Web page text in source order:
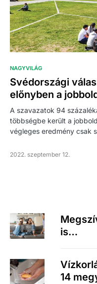
NAGYVILÁG
Svédországi
előnyben a
A szavazatok 94
többségbe került a
végleges eredmény csak
2022. szeptember 12.
is…
14